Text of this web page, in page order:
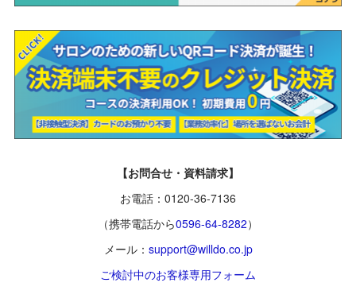
【お問合せ・資料請求】
お電話：0120-36-7136
（携帯電話から0596-64-8282）
メール： support@willdo.co.jp
ご検討中のお客様専用フォーム